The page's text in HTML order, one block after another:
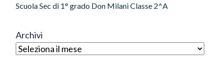
Scuola Sec di 1° grado Don Milani Classe 2^A
Archivi